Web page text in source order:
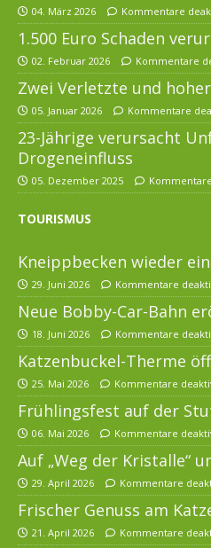
04. März 2026 Kommentare
1.500 Euro Schaden
02. Februar 2026 Kommentare
Zwei Verletzte und
05. Januar 2026 Kommentare
23-Jährige verursacht
Drogeneinfluss
05. Dezember 2025
TOURISMUS
Kneippbecken wieder
29. Juni 2026 Kommentare
Neue Bobby-Car-Bahn
18. Juni 2026 Kommentare
Katzenbuckel-Therme
25. Mai 2026 Kommentare
Frühlingsfest auf der
06. Mai 2026 Kommentare
Auf „Weg der Kristalle“
29. April 2026 Kommentare
Frischer Genuss am
21. April 2026 Kommentare